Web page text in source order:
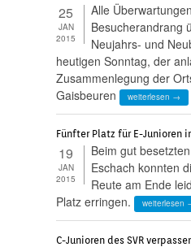
25
JAN
2015
Alle
Besucherandrang
Neujahrs- und
heutigen Sonntag, der
Zusammenlegung der
Gaisbeuren
weiterlesen →
Fünfter Platz für E-Junioren
19
JAN
2015
Beim gut
Eschach konnten
Reute am Ende
Platz erringen.
weiterlesen
C-Junioren des SVR